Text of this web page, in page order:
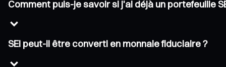
Comment puis-je savoir si j'ai déjà un portefeuille
SEI peut-il être converti en monnaie fiduciaire ?